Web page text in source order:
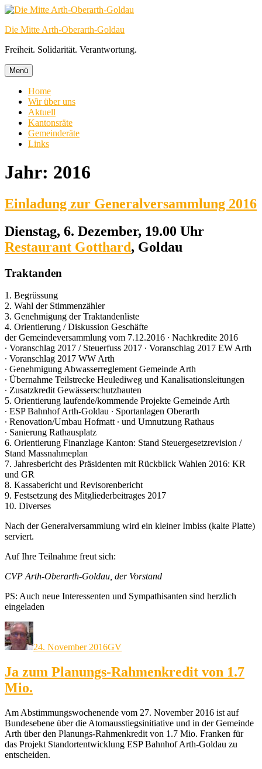
Zum
springen
Die Mitte Arth-Oberarth-Goldau
Freiheit. Solidarität. Verantwortung.
Menü
Home
Wir über uns
Aktuell
Kantonsräte
Gemeinderäte
Links
Jahr: 2016
Einladung zur Generalversammlung 2016
Dienstag, 6. Dezember, 19.00 Uhr
Restaurant Gotthard, Goldau
Traktanden
1. Begrüssung
2. Wahl der Stimmenzähler
3. Genehmigung der Traktandenliste
4. Orientierung / Diskussion Geschäfte
der Gemeindeversammlung vom 7.12.2016 ∙ Nachkredite 2016
∙ Voranschlag 2017 / Steuerfuss 2017 ∙ Voranschlag 2017 EW Arth
∙ Voranschlag 2017 WW Arth
∙ Genehmigung Abwasserreglement Gemeinde Arth
∙ Übernahme Teilstrecke Heulediweg und Kanalisationsleitungen
∙ Zusatzkredit Gewässerschutzbauten
5. Orientierung laufende/kommende Projekte Gemeinde Arth
∙ ESP Bahnhof Arth-Goldau ∙ Sportanlagen Oberarth
∙ Renovation/Umbau Hofmatt ∙ und Umnutzung Rathaus
∙ Sanierung Rathausplatz
6. Orientierung Finanzlage Kanton: Stand Steuergesetzrevision /
Stand Massnahmeplan
7. Jahresbericht des Präsidenten mit Rückblick Wahlen 2016: KR
und GR
8. Kassabericht und Revisorenbericht
9. Festsetzung des Mitgliederbeitrages 2017
10. Diverses
Nach der Generalversammlung wird ein kleiner Imbiss (kalte Platte)
serviert.
Auf Ihre Teilnahme freut sich:
CVP Arth-Oberarth-Goldau, der Vorstand
PS: Auch neue Interessenten und Sympathisanten sind herzlich
eingeladen
Autor
Veröffentlicht
am
24. November 2016GV
Ja zum Planungs-Rahmenkredit von 1.7
Mio.
Am Abstimmungswochenende vom 27. November 2016 ist auf
Bundesebene über die Atomausstiegsinitiative und in der Gemeinde
Arth über den Planungs-Rahmenkredit von 1.7 Mio. Franken für
das Projekt Standortentwicklung ESP Bahnhof Arth-Goldau zu
entscheiden.